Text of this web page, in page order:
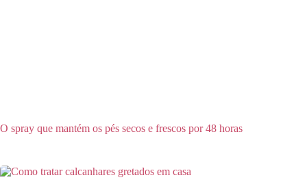
O spray que mantém os pés secos e frescos por 48 horas